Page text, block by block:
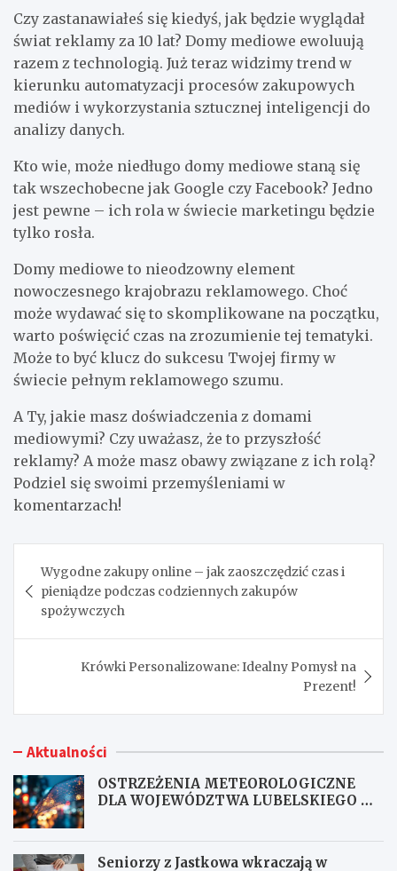
Czy zastanawiałeś się kiedyś, jak będzie wyglądał
świat reklamy za 10 lat? Domy mediowe ewoluują
razem z technologią. Już teraz widzimy trend w
kierunku automatyzacji procesów zakupowych
mediów i wykorzystania sztucznej inteligencji do
analizy danych.
Kto wie, może niedługo domy mediowe staną się
tak wszechobecne jak Google czy Facebook? Jedno
jest pewne – ich rola w świecie marketingu będzie
tylko rosła.
Domy mediowe to nieodzowny element
nowoczesnego krajobrazu reklamowego. Choć
może wydawać się to skomplikowane na początku,
warto poświęcić czas na zrozumienie tej tematyki.
Może to być klucz do sukcesu Twojej firmy w
świecie pełnym reklamowego szumu.
A Ty, jakie masz doświadczenia z domami
mediowymi? Czy uważasz, że to przyszłość
reklamy? A może masz obawy związane z ich rolą?
Podziel się swoimi przemyśleniami w
komentarzach!
wpisu
Wygodne zakupy online – jak zaoszczędzić czas i
pieniądze podczas codziennych zakupów
spożywczych
Krówki Personalizowane: Idealny Pomysł na
Prezent!
Aktualności
OSTRZEŻENIA METEOROLOGICZNE
DLA WOJEWÓDZTWA LUBELSKIEGO NR
Seniorzy z Jastkowa wkraczają w